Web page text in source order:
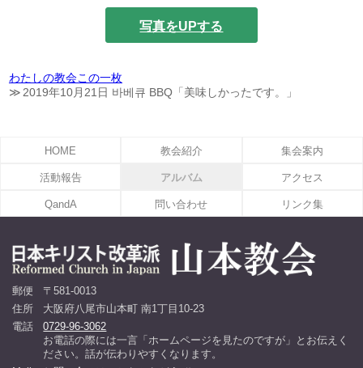
写真をUPする
わたしの教会この一枚
2019年10月21日 바베큐 BBQ「美味しかったです。」
HOME 教会紹介 集会案内
活動報告 アルバム アクセス
QandA 問い合わせ リンク集
郵便
〒581-0013
住所
大阪府八尾市山本町 南1丁目10-23
電話
0729-96-3062
お電話の際には一言「ホームページを見たのですが」とお伝えく
ださい。話が伝わりやすくなります。